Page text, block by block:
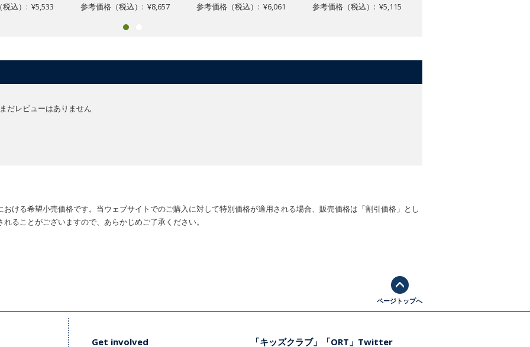
税込）: ¥5,533 参考価格（税込）: ¥8,657 参考価格（税込）: ¥6,061 参考価格（税込）: ¥5,115
まだレビューはありません
ける希望小売価格です。当ウェブサイトでのご購入に対して特別価格が適用される場合、販売価格は「割引価格」とし
ることがございますので、あらかじめご了承ください。
ページトップへ
Get involved 「キッズクラブ」「ORT」Twitter